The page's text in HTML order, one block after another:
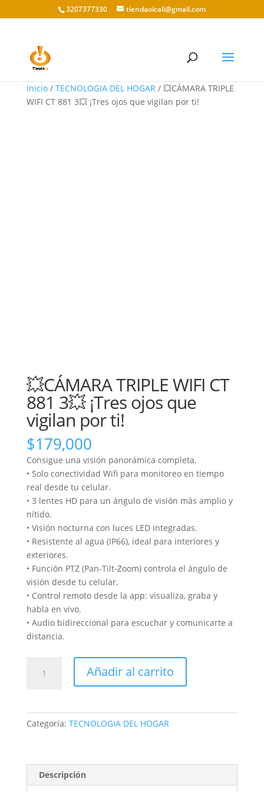
3207377330 tiendaoicali@gmail.com
Inicio/ TECNOLOGIA DEL HOGAR/ 💥CÁMARA TRIPLE
WIFI CT 881 3💥 ¡Tres ojos que vigilan por ti!
💥CÁMARA TRIPLE WIFI CT
881 3💥 ¡Tres ojos que
vigilan por ti!
$179,000
Consigue una visión panorámica completa.
• Solo conectividad Wifi para monitoreo en tiempo
real desde tu celular.
• 3 lentes HD para un ángulo de visión más amplio y
nítido.
• Visión nocturna con luces LED integradas.
• Resistente al agua (IP66), ideal para interiores y
exteriores.
• Función PTZ (Pan-Tilt-Zoom) controla el ángulo de
visión desde tu celular.
• Control remoto desde la app: visualiza, graba y
habla en vivo.
• Audio bidireccional para escuchar y comunicarte a
distancia.
CÁMARA
¡Tres
ojos
Añadir al carrito
Categoría: TECNOLOGIA DEL HOGAR
Descripción